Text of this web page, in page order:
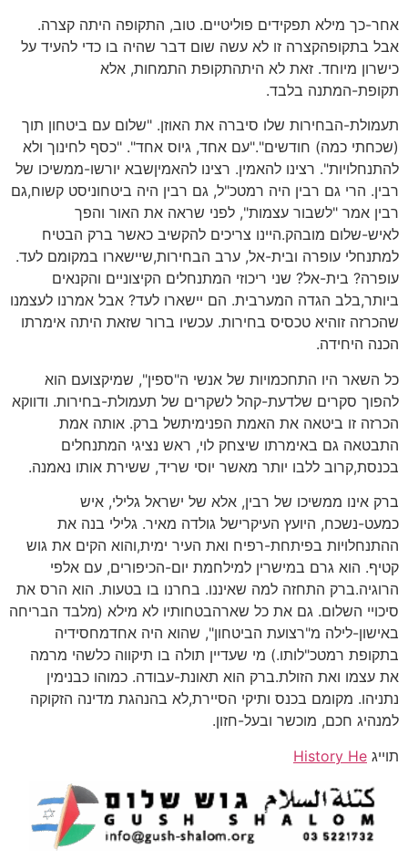
אחר-כך מילא תפקידים פוליטיים. טוב, התקופה היתה קצרה.
אבל בתקופהקצרה זו לא עשה שום דבר שהיה בו כדי להעיד על
כישרון מיוחד. זאת לא היתהתקופת התמחות, אלא
תקופת-המתנה בלבד.
תעמולת-הבחירות שלו סיברה את האוזן. "שלום עם ביטחון תוך
(שכחתי כמה) חודשים"."עם אחד, גיוס אחד". "כסף לחינוך ולא
להתנחלויות". רצינו להאמין. רצינו להאמיןשבא יורשו-ממשיכו של
רבין. הרי גם רבין היה רמטכ"ל, גם רבין היה ביטחוניסט קשוח,גם
רבין אמר "לשבור עצמות", לפני שראה את האור והפך
לאיש-שלום מובהק.היינו צריכים להקשיב כאשר ברק הבטיח
למתנחלי עופרה ובית-אל, ערב הבחירות,שיישארו במקומם לעד.
עופרה? בית-אל? שני ריכוזי המתנחלים הקיצוניים והקנאים
ביותר,בלב הגדה המערבית. הם יישארו לעד? אבל אמרנו לעצמנו
שהכרזה זוהיא טכסיס בחירות. עכשיו ברור שזאת היתה אימרתו
הכנה היחידה.
כל השאר היו התחכמויות של אנשי ה"ספין", שמיקצועם הוא
להפוך סקרים שלדעת-קהל לשקרים של תעמולת-בחירות. ודווקא
הכרזה זו ביטאה את האמת הפנימיתשל ברק. אותה אמת
התבטאה גם באימרתו שיצחק לוי, ראש נציגי המתנחלים
בכנסת,קרוב ללבו יותר מאשר יוסי שריד, ששירת אותו נאמנה.
ברק אינו ממשיכו של רבין, אלא של ישראל גלילי, איש
כמעט-נשכח, היועץ העיקרישל גולדה מאיר. גלילי בנה את
ההתנחלויות בפיתחת-רפיח ואת העיר ימית,והוא הקים את גוש
קטיף. הוא גרם במישרין למילחמת יום-הכיפורים, עם אלפי
הרוגיה.ברק התחזה למה שאיננו. בחרנו בו בטעות. הוא הרס את
סיכויי השלום. גם את כל שארהבטחותיו לא מילא (מלבד הבריחה
באישון-לילה מ"רצועת הביטחון", שהוא היה אחדמחסידיה
בתקופת רמטכ"לותו.) מי שעדיין תולה בו תיקווה כלשהי מרמה
את עצמו ואת הזולת.ברק הוא תאונת-עבודה. כמוהו כבנימין
נתניהו. מקומם בכנס ותיקי הסיירת,לא בהנהגת מדינה הזקוקה
למנהיג חכם, מוכשר ובעל-חזון.
תוייג History He